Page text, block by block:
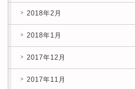
2018年2月
2018年1月
2017年12月
2017年11月